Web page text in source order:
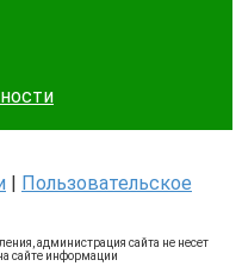
| Пользовательское
администрация сайта не несет
сайте информации